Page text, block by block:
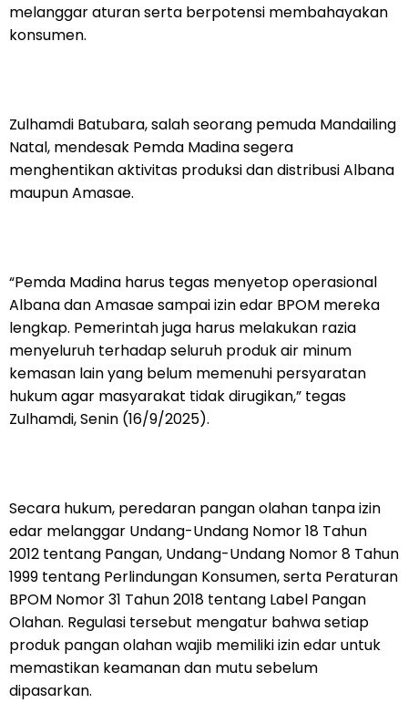
melanggar aturan serta berpotensi membahayakan
konsumen.
Zulhamdi Batubara, salah seorang pemuda Mandailing
Natal, mendesak Pemda Madina segera
menghentikan aktivitas produksi dan distribusi Albana
maupun Amasae.
“Pemda Madina harus tegas menyetop operasional
Albana dan Amasae sampai izin edar BPOM mereka
lengkap. Pemerintah juga harus melakukan razia
menyeluruh terhadap seluruh produk air minum
kemasan lain yang belum memenuhi persyaratan
hukum agar masyarakat tidak dirugikan,” tegas
Zulhamdi, Senin (16/9/2025).
Secara hukum, peredaran pangan olahan tanpa izin
edar melanggar Undang-Undang Nomor 18 Tahun
2012 tentang Pangan, Undang-Undang Nomor 8 Tahun
1999 tentang Perlindungan Konsumen, serta Peraturan
BPOM Nomor 31 Tahun 2018 tentang Label Pangan
Olahan. Regulasi tersebut mengatur bahwa setiap
produk pangan olahan wajib memiliki izin edar untuk
memastikan keamanan dan mutu sebelum
dipasarkan.